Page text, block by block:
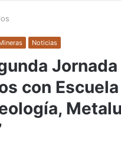
Noticias
Jornada
con